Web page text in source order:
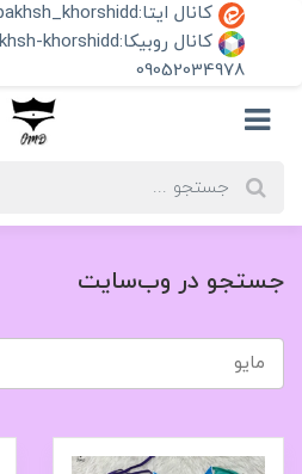
کانال ایتا:pakhsh_khorshidd@
کانال روبیکا:pakhsh-khorshidd@
09052034978
جستجو در وب‌سایت